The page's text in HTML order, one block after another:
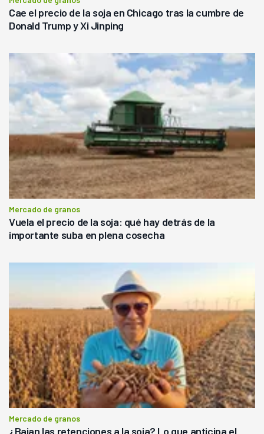
Cae el precio de la soja en Chicago tras la cumbre de
Donald Trump y Xi Jinping
Mercado de granos
Vuela el precio de la soja: qué hay detrás de la
importante suba en plena cosecha
Mercado de granos
¿Bajan las retenciones a la soja? Lo que anticipa el